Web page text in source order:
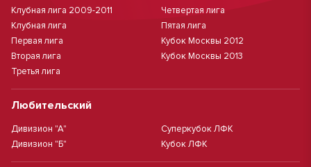
Клубная лига 2009-2011
Клубная лига
Первая лига
Вторая лига
Третья лига
Четвертая лига
Пятая лига
Кубок Москвы 2012
Кубок Москвы 2013
Любительский
Дивизион "А"
Дивизион "Б"
Суперкубок ЛФК
Кубок ЛФК